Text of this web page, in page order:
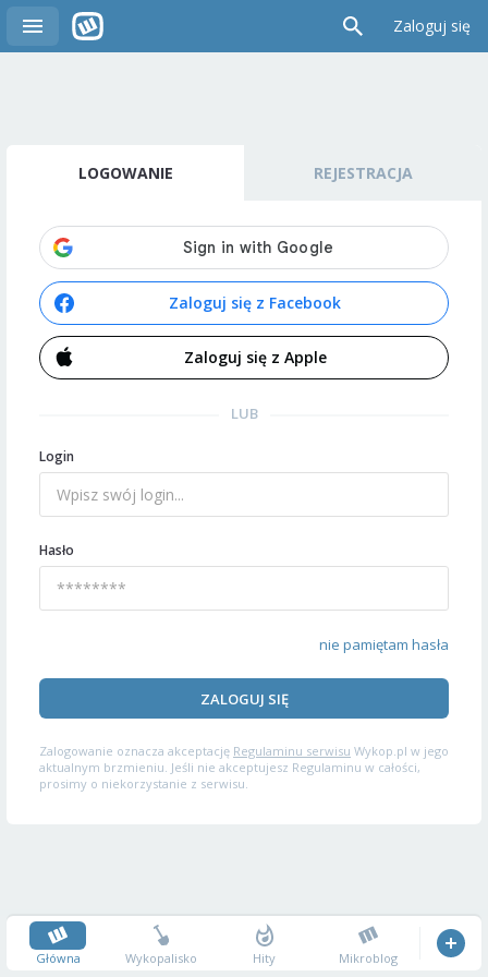
Zaloguj się
LOGOWANIE REJESTRACJA
Zaloguj się z Facebook
Zaloguj się z Apple
LUB
Login
Hasło
nie pamiętam hasła
ZALOGUJ SIĘ
Zalogowanie oznacza akceptację Regulaminu serwisu Wykop.pl w jego
aktualnym brzmieniu. Jeśli nie akceptujesz Regulaminu w całości,
prosimy o niekorzystanie z serwisu.
Główna Wykopalisko Hity Mikroblog